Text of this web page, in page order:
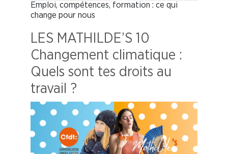
Emploi, compétences, formation : ce qui
change pour nous
LES MATHILDE’S 10
Changement climatique :
Quels sont tes droits au
travail ?